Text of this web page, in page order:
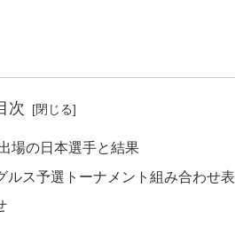
次
場の日本選手と結果
ルス予選トーナメント組み合わせ表